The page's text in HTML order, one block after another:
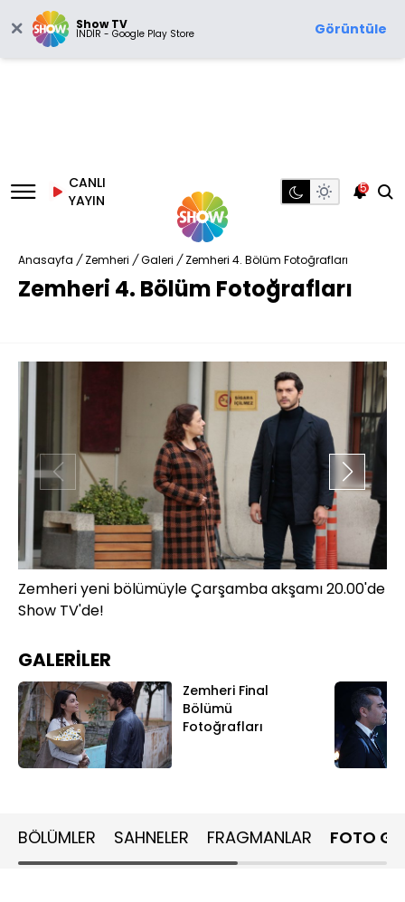
Show TV
İNDİR - Google Play Store Görüntüle
CANLI
YAYIN
5
Anasayfa / Zemheri / Galeri / Zemheri 4. Bölüm Fotoğrafları
Zemheri 4. Bölüm Fotoğrafları
Zemheri yeni bölümüyle Çarşamba akşamı 20.00'de
Show TV'de!
GALERİLER
Zemheri Final
Bölümü
Fotoğrafları
BÖLÜMLER SAHNELER FRAGMANLAR FOTO